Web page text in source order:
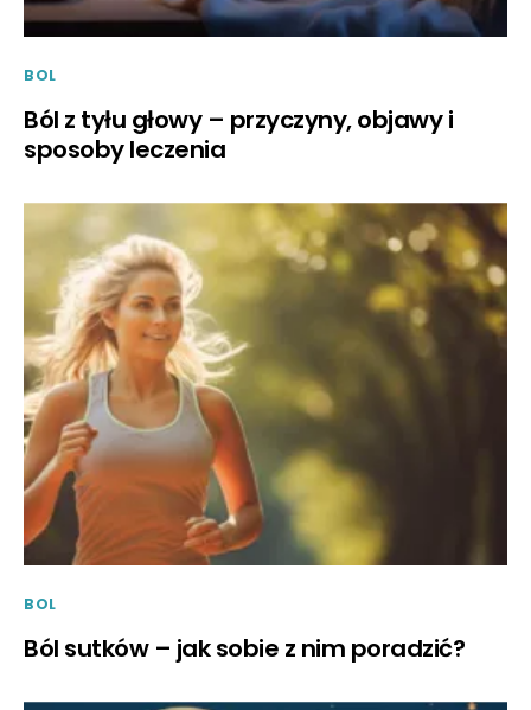
BOL
Ból z tyłu głowy – przyczyny, objawy i
sposoby leczenia
BOL
Ból sutków – jak sobie z nim poradzić?